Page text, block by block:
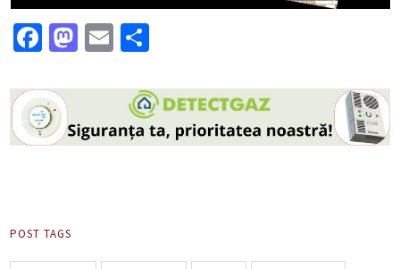
Facebook
Mastodon
Email
POST TAGS